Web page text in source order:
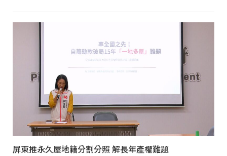
屏東推永久屋地籍分割分照 解長年產權難題